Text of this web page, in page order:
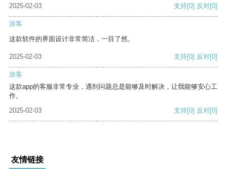
2025-02-03 支持[0] 反对[0]
游客
这款软件的界面设计非常简洁，一目了然。
2025-02-03 支持[0] 反对[0]
游客
这款app的客服非常专业，遇到问题总是能够及时解决，让我能够安心工
作。
2025-02-03
支持[0] 反对[0]
友情链接